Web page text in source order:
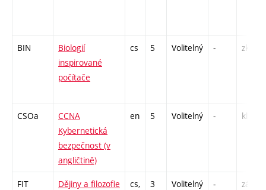
BIN
Biologií
inspirované
počítače
cs 5 Volitelný - zk
CSOa
CCNA
Kybernetická
bezpečnost (v
angličtině)
en 5 Volitelný - kl
FIT
Dějiny a filozofie
cs,
3 Volitelný - zá